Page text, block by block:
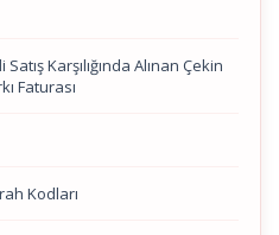
Karşılığında Alınan Çekin
Faturası
Kodları